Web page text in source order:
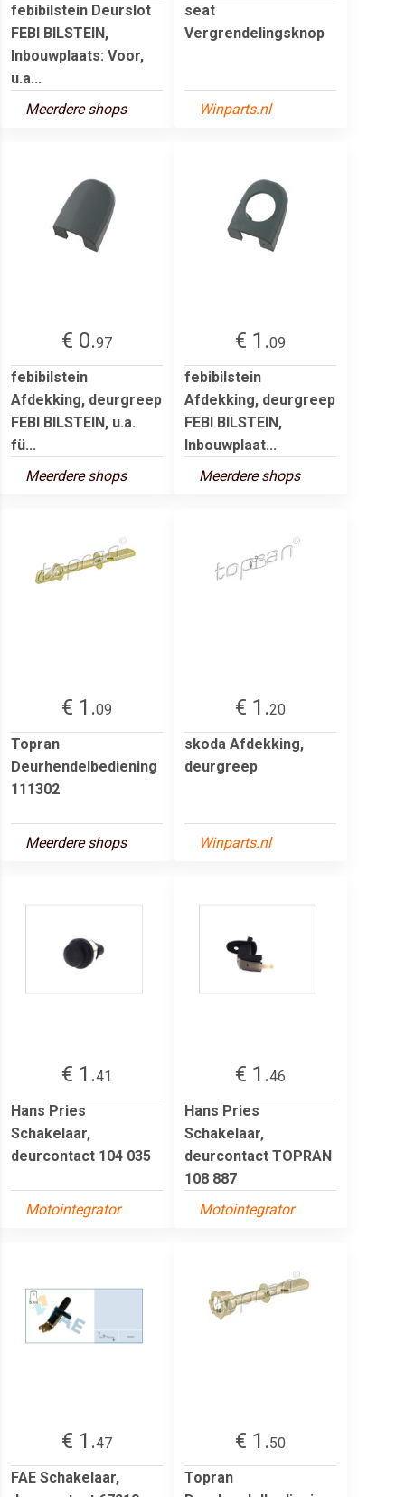
febibilstein Deurslot
FEBI BILSTEIN,
Inbouwplaats: Voor,
u.a...
Meerdere shops
seat
Vergrendelingsknop
Winparts.nl
€ 0.97
febibilstein
Afdekking, deurgreep
FEBI BILSTEIN, u.a.
fü...
Meerdere shops
€ 1.09
febibilstein
Afdekking, deurgreep
FEBI BILSTEIN,
Inbouwplaat...
Meerdere shops
€ 1.09
Topran
Deurhendelbediening
111302
Meerdere shops
€ 1.20
skoda Afdekking,
deurgreep
Winparts.nl
€ 1.41
Hans Pries
Schakelaar,
deurcontact 104 035
Motointegrator
€ 1.46
Hans Pries
Schakelaar,
deurcontact TOPRAN
108 887
Motointegrator
€ 1.47
FAE Schakelaar,
€ 1.50
Topran